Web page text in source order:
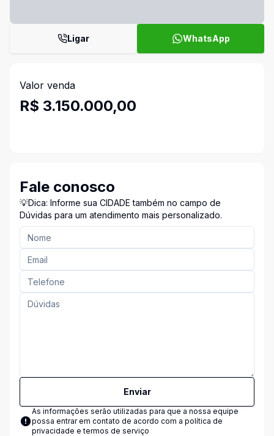
Ligar WhatsApp
Valor venda
R$ 3.150.000,00
Fale conosco
💡Dica: Informe sua CIDADE também no campo de
Dúvidas para um atendimento mais personalizado.
Enviar
As informações serão utilizadas para que a nossa equipe
possa entrar em contato de acordo com a política de
privacidade e termos de serviço